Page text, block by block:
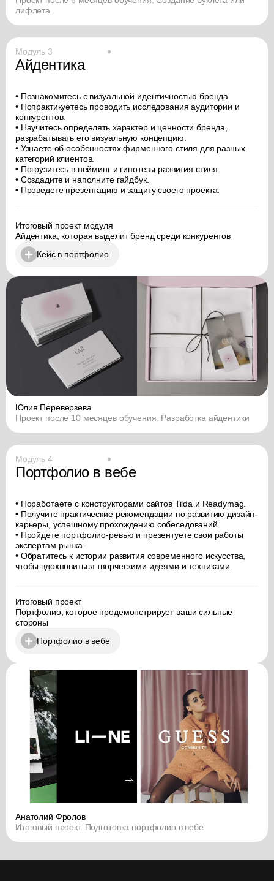
лифлета
Модуль 3
Айдентика
• Познакомитесь с визуальной идентичностью бренда.
• Попрактикуетесь проводить исследования аудитории и
конкурентов.
• Научитесь определять характер и ценности бренда,
разрабатывать его визуальную концепцию.
• Узнаете об особенностях фирменного стиля для разных
категорий клиентов.
• Погрузитесь в нейминг и гипотезы развития стиля.
• Создадите и наполните гайдбук.
• Проведете презентацию и защиту своего проекта.
Итоговый проект модуля
Айдентика, которая выделит бренд среди конкурентов
Кейс в портфолио
Юлия Переверзева
Проект после 10 месяцев обучения. Разработка айдентики
Модуль 4
Портфолио в вебе
• Поработаете с конструкторами сайтов Tilda и Readymag.
• Получите практические рекомендации по развитию дизайн-
карьеры, успешному прохождению собеседований.
• Пройдете портфолио-ревью и презентуете свои работы
экспертам рынка.
• Обратитесь к истории развития современного искусства,
чтобы вдохновиться творческими идеями и техниками.
Итоговый проект
Портфолио, которое продемонстрирует ваши сильные
стороны
Портфолио в вебе
Анатолий Фролов
Итоговый проект. Подготовка портфолио в вебе